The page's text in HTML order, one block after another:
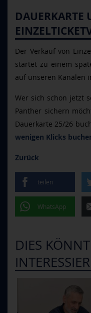
DAUERKARTE
Der Verkauf von
startet zu einem
auf unseren Kanälen
Wer sich schon jetzt
Panther sichern
Dauerkarte 25/26
wenigen Klicks
Zurück
teilen
WhatsApp
DIES